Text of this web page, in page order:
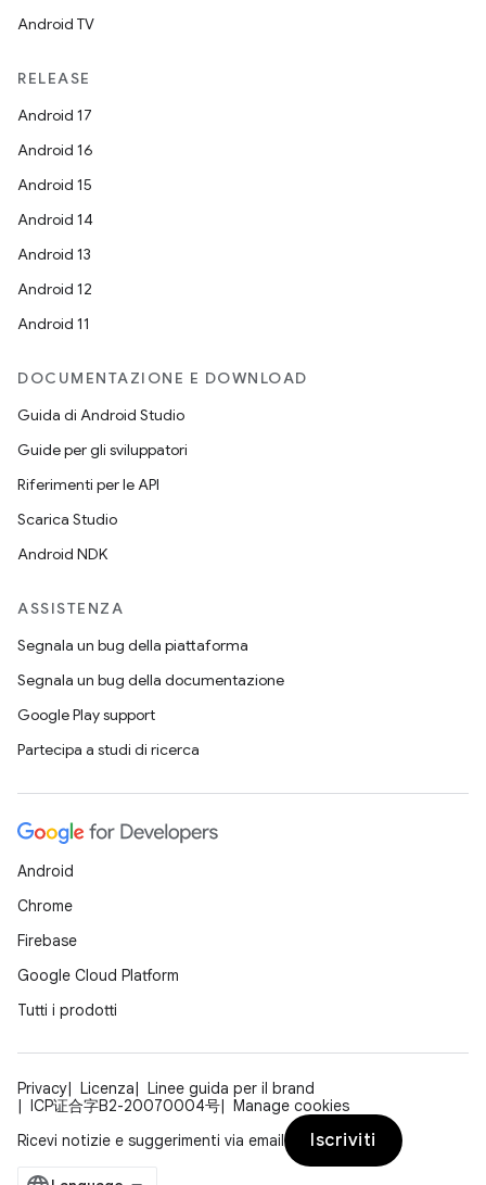
Android TV
RELEASE
Android 17
Android 16
Android 15
Android 14
Android 13
Android 12
Android 11
DOCUMENTAZIONE E DOWNLOAD
Guida di Android Studio
Guide per gli sviluppatori
Riferimenti per le API
Scarica Studio
Android NDK
ASSISTENZA
Segnala un bug della piattaforma
Segnala un bug della documentazione
Google Play support
Partecipa a studi di ricerca
Android
Chrome
Firebase
Google Cloud Platform
Tutti i prodotti
Privacy Licenza
Linee guida per il brand
ICP证合字B2-20070004号
Manage cookies
Ricevi notizie e suggerimenti via email
Iscriviti